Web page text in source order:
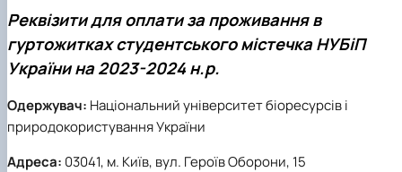
Реквізити для оплати за проживання в
гуртожитках студентського містечка НУБіП
України на 2023-2024 н.р.
Одержувач: Національний університет біоресурсів і
природокористування України
Адреса: 03041, м. Київ, вул. Героїв Оборони, 15